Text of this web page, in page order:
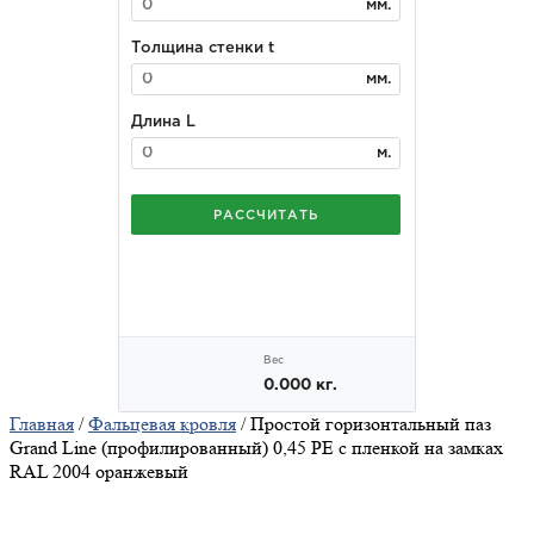
Главная /Фальцевая кровля / Простой горизонтальный паз
Grand Line (профилированный) 0,45 PE с пленкой на замках
RAL 2004 оранжевый